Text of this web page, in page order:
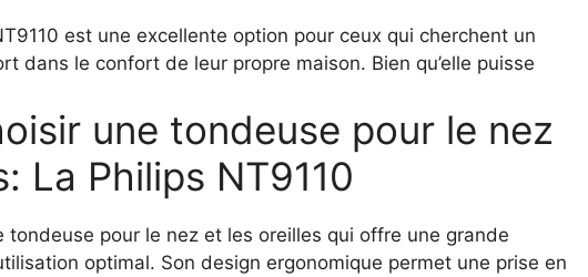
est une excellente option pour ceux qui cherchent un
dans le confort de leur propre maison. Bien qu’elle puisse
une tondeuse pour le nez
La Philips NT9110
tondeuse pour le nez et les oreilles qui offre une grande
optimal. Son design ergonomique permet une prise en